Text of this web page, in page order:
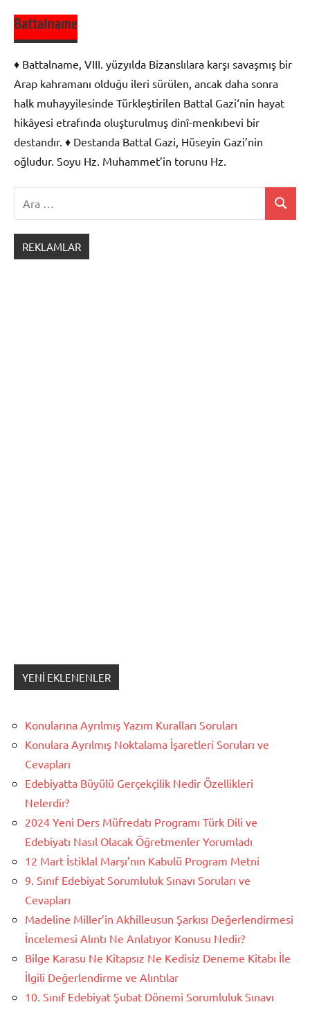
Olay
Çevresinde
Edebi
Metinler
Battalname
♦ Battalname, VIII. yüzyılda Bizanslılara karşı savaşmış bir
Arap kahramanı olduğu ileri sürülen, ancak daha sonra
halk muhayyilesinde Türkleştirilen Battal Gazi‘nin hayat
hikâyesi etrafında oluşturulmuş dinî-menkıbevi bir
destandır. ♦ Destanda Battal Gazi, Hüseyin Gazi’nin
oğludur. Soyu Hz. Muhammet’in torunu Hz.
Oluşan
Edebi
Ara
REKLAMLAR
YENI EKLENENLER
Konularına Ayrılmış Yazım Kuralları Soruları
Konulara Ayrılmış Noktalama İşaretleri Soruları ve
Cevapları
Edebiyatta Büyülü Gerçekçilik Nedir Özellikleri
Nelerdir?
2024 Yeni Ders Müfredatı Programı Türk Dili ve
Edebiyatı Nasıl Olacak Öğretmenler Yorumladı
12 Mart İstiklal Marşı’nın Kabulü Program Metni
9. Sınıf Edebiyat Sorumluluk Sınavı Soruları ve
Cevapları
Madeline Miller’in Akhilleusun Şarkısı Değerlendirmesi
İncelemesi Alıntı Ne Anlatıyor Konusu Nedir?
Bilge Karasu Ne Kitapsız Ne Kedisiz Deneme Kitabı İle
İlgili Değerlendirme ve Alıntılar
10. Sınıf Edebiyat Şubat Dönemi Sorumluluk Sınavı